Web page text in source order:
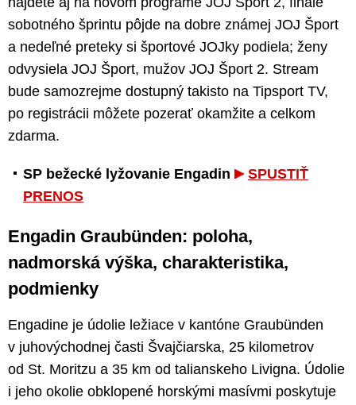
sobotného šprintu pôjde na dobre známej JOJ Šport
a nedeľné preteky si športové JOJky podiela; ženy
odvysiela JOJ Šport, mužov JOJ Šport 2. Stream
bude samozrejme dostupný takisto na Tipsport TV,
po registrácii môžete pozerať okamžite a celkom
zdarma.
SP bežecké lyžovanie Engadin
SPUSTIŤ
PRENOS
Engadin Graubünden: poloha,
nadmorská výška, charakteristika,
podmienky
Engadine je údolie ležiace v kantóne Graubünden
v juhovýchodnej časti Švajčiarska, 25 kilometrov
od St. Moritzu a 35 km od talianskeho Livigna. Údolie
i jeho okolie obklopené horskými masívmi poskytuje